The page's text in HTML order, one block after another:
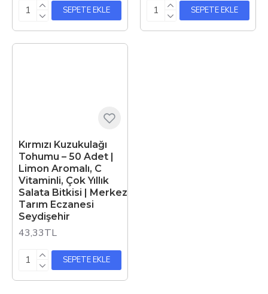
SEPETE EKLE SEPETE EKLE
Kırmızı Kuzukulağı
Tohumu – 50 Adet |
Limon Aromalı, C
Vitaminli, Çok Yıllık
Salata Bitkisi | Merkez
Tarım Eczanesi
Seydişehir
43,33TL
SEPETE EKLE